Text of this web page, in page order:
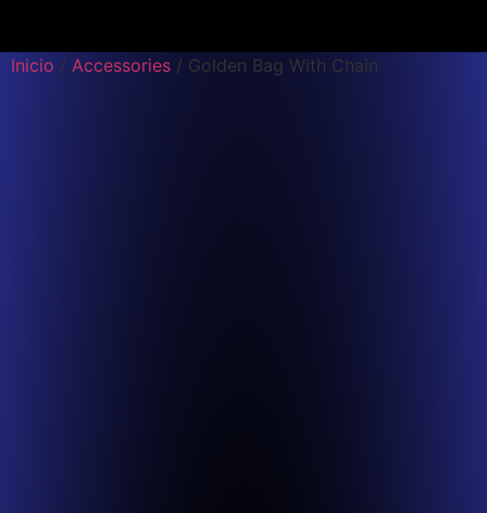
Inicio / Accessories / Golden Bag With Chain